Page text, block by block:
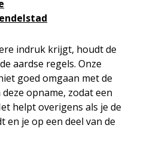
indruk krijgt, houdt de
aardse regels. Onze
goed omgaan met de
opname, zodat een
helpt overigens als je de
je op een deel van de